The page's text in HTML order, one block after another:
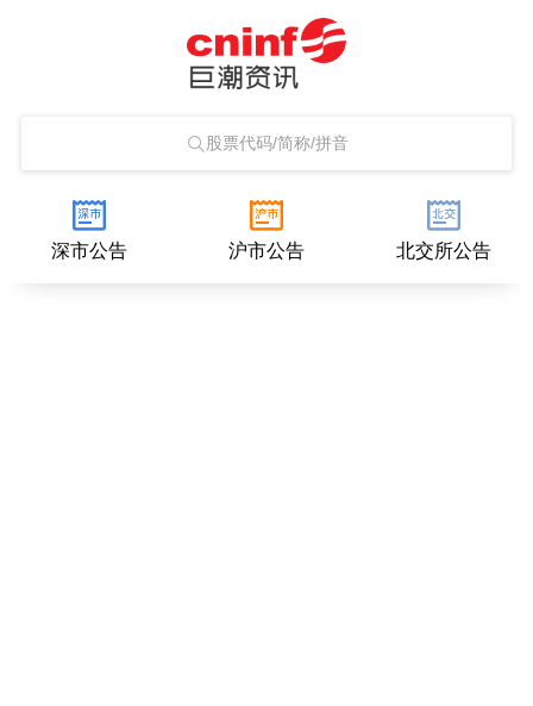
股票代码/简称/拼音
深市公告 沪市公告 北交所公告